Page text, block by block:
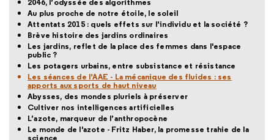
Au plus proche de notre étoile, le soleil
Attentats 2015 : quels effets sur l’individu et la société ?
Brève histoire des jardins ordinaires
Les jardins, reflet de la place des femmes dans l'espace
public ?
Les potagers urbains, entre subsistance et résistance
Les séances de l’AAE - La mécanique des fluides : ses
apports aux sports de haut niveau
Abysses, des mondes pluriels à préserver
Cultiver nos intelligences artificielles
L’azote, marqueur de l’anthropocène
Le monde de l'azote - Fritz Haber, la promesse trahie de la
science